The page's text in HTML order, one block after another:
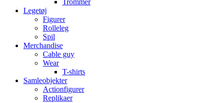
Trommer
Legetøj
Figurer
Rolleleg
Spil
Merchandise
Cable guy
Wear
T-shirts
Samleobjekter
Actionfigurer
Replikaer